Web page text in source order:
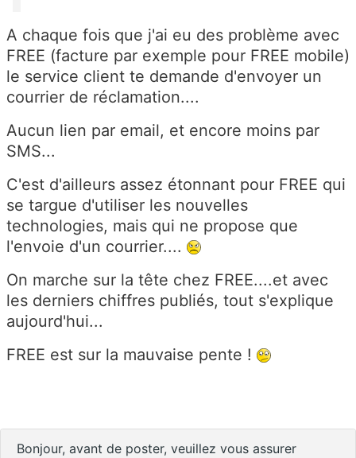
A chaque fois que j'ai eu des problème avec
FREE (facture par exemple pour FREE mobile)
le service client te demande d'envoyer un
courrier de réclamation....
Aucun lien par email, et encore moins par
SMS...
C'est d'ailleurs assez étonnant pour FREE qui
se targue d'utiliser les nouvelles
technologies, mais qui ne propose que
l'envoie d'un courrier....
On marche sur la tête chez FREE....et avec
les derniers chiffres publiés, tout s'explique
aujourd'hui...
FREE est sur la mauvaise pente !
Bonjour, avant de poster, veuillez vous assurer